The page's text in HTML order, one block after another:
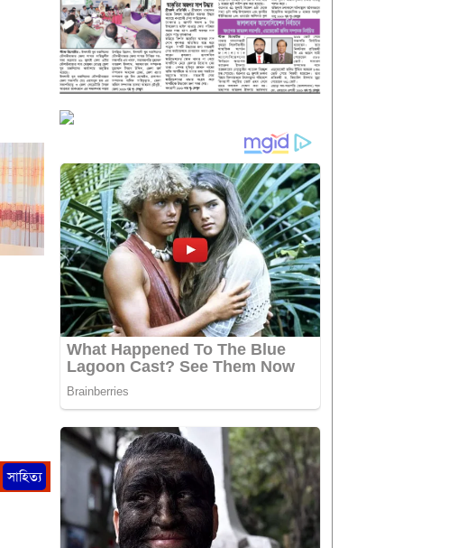
সাহিত্য